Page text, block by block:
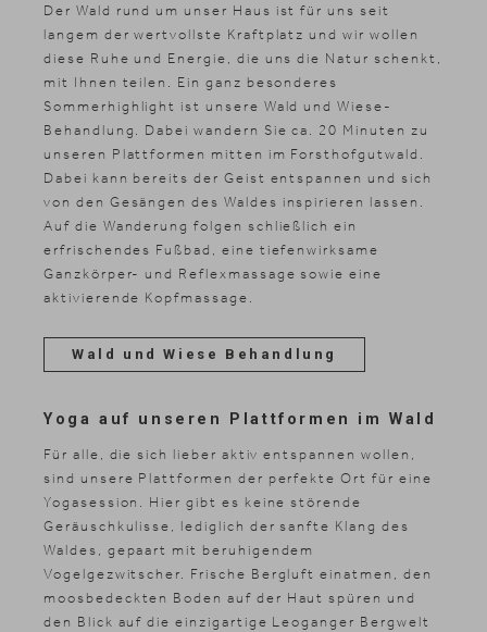
Der Wald rund um unser Haus ist für uns seit
langem der wertvollste Kraftplatz und wir wollen
diese Ruhe und Energie, die uns die Natur schenkt,
mit Ihnen teilen. Ein ganz besonderes
Sommerhighlight ist unsere Wald und Wiese-
Behandlung. Dabei wandern Sie ca. 20 Minuten zu
unseren Plattformen mitten im Forsthofgutwald.
Dabei kann bereits der Geist entspannen und sich
von den Gesängen des Waldes inspirieren lassen.
Auf die Wanderung folgen schließlich ein
erfrischendes Fußbad, eine tiefenwirksame
Ganzkörper- und Reflexmassage sowie eine
aktivierende Kopfmassage.
Wald und Wiese Behandlung
Yoga auf unseren Plattformen im Wald
Für alle, die sich lieber aktiv entspannen wollen,
sind unsere Plattformen der perfekte Ort für eine
Yogasession. Hier gibt es keine störende
Geräuschkulisse, lediglich der sanfte Klang des
Waldes, gepaart mit beruhigendem
Vogelgezwitscher. Frische Bergluft einatmen, den
moosbedeckten Boden auf der Haut spüren und
den Blick auf die einzigartige Leoganger Bergwelt